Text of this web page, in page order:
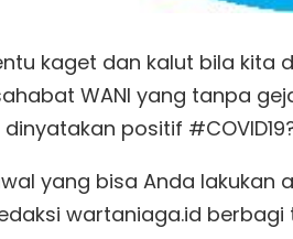
kaget dan kalut bila
WANI yang tanpa
positif
yang bisa Anda
wartaniaga.id berbagi